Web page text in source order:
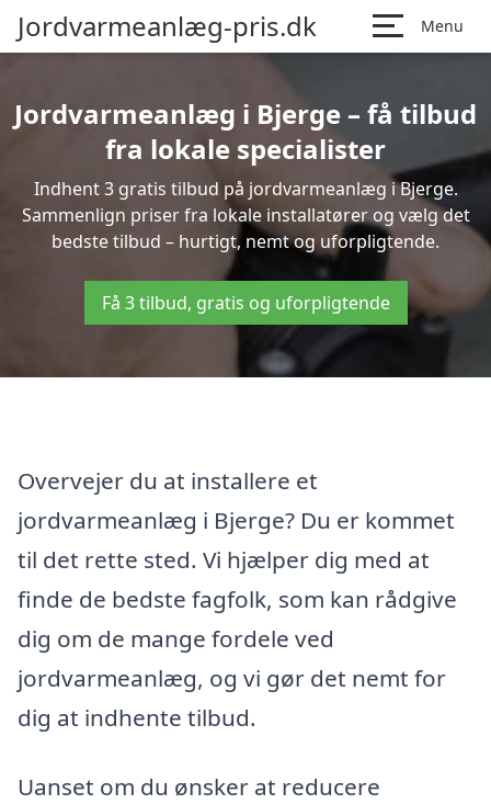
Jordvarmeanlæg-pris.dk Menu
Jordvarmeanlæg i Bjerge – få tilbud
fra lokale specialister
Indhent 3 gratis tilbud på jordvarmeanlæg i Bjerge.
Sammenlign priser fra lokale installatører og vælg det
bedste tilbud – hurtigt, nemt og uforpligtende.
Få 3 tilbud, gratis og uforpligtende
Overvejer du at installere et
jordvarmeanlæg i Bjerge? Du er kommet
til det rette sted. Vi hjælper dig med at
finde de bedste fagfolk, som kan rådgive
dig om de mange fordele ved
jordvarmeanlæg, og vi gør det nemt for
dig at indhente tilbud.
Uanset om du ønsker at reducere